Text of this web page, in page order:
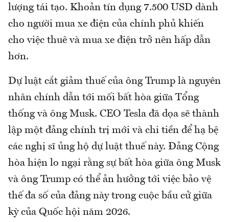
lượng tái tạo. Khoản tín dụng 7.500 USD dành
cho người mua xe điện của chính phủ khiến
cho việc thuê và mua xe điện trở nên hấp dẫn
hơn.
Dự luật cắt giảm thuế của ông Trump là nguyên
nhân chính dẫn tới mối bất hòa giữa Tổng
thống và ông Musk. CEO Tesla đã dọa sẽ thành
lập một đảng chính trị mới và chi tiền để hạ bệ
các nghị sĩ ủng hộ dự luật thuế này. Đảng Cộng
hòa hiện lo ngại rằng sự bất hòa giữa ông Musk
và ông Trump có thể ản hưởng tới việc bảo vệ
thế đa số của đảng này trong cuộc bầu cử giữa
kỳ của Quốc hội năm 2026.